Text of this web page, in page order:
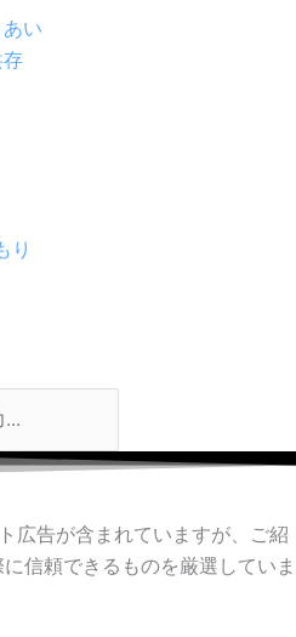
い
り
広告が含まれていますが、ご紹
信頼できるものを厳選していま